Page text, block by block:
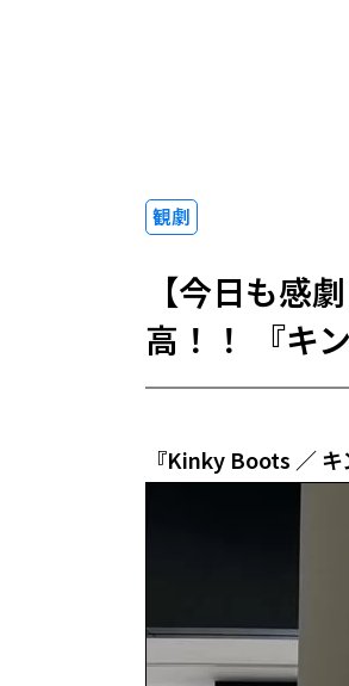
観劇
【今日も感
高！！ 『キ
『Kinky Boots ／ キ